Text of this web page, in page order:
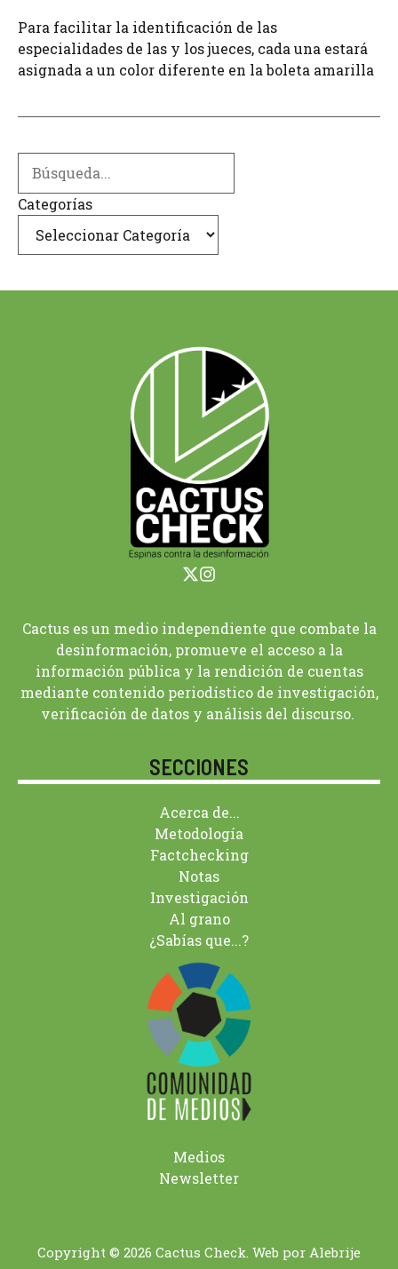
Para facilitar la identificación de las
especialidades de las y los jueces, cada una estará
asignada a un color diferente en la boleta amarilla
Categorías
Cactus es un medio independiente que combate la
desinformación, promueve el acceso a la
información pública y la rendición de cuentas
mediante contenido periodístico de investigación,
verificación de datos y análisis del discurso.
SECCIONES
Acerca de...
Metodología
Factchecking
Notas
Investigación
Al grano
¿Sabías que...?
Medios
Newsletter
Copyright © 2026 Cactus Check. Web por Alebrije